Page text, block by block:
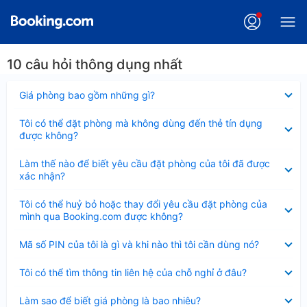
10 câu hỏi thông dụng nhất
Giá phòng bao gồm những gì?
thu
Tôi có thể đặt phòng mà không dùng đến thẻ tín dụng
được không?
thu
gọn
Làm thế nào để biết yêu cầu đặt phòng của tôi đã được
xác nhận?
thu
gọn
Tôi có thể huỷ bỏ hoặc thay đổi yêu cầu đặt phòng của
mình qua Booking.com được không?
thu
gọn
Mã số PIN của tôi là gì và khi nào thì tôi cần dùng nó?
thu
Tôi có thể tìm thông tin liên hệ của chỗ nghỉ ở đâu?
thu
Làm sao để biết giá phòng là bao nhiêu?
thu